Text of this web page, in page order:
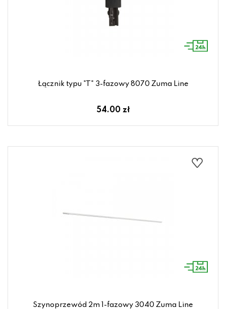
Łącznik typu "T" 3-fazowy 8070 Zuma Line
54.00 zł
Szynoprzewód 2m 1-fazowy 3040 Zuma Line